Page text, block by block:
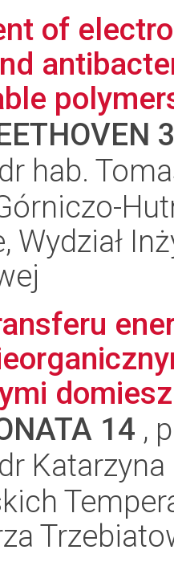
of
hab.
Wydział
14 ,